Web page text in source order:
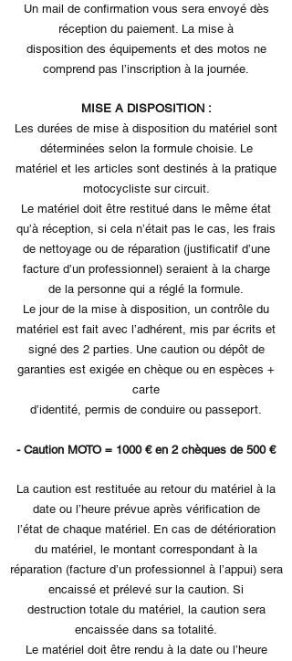
Un mail de confirmation vous sera envoyé dès
réception du paiement. La mise à
disposition des équipements et des motos ne
comprend pas l’inscription à la journée.
MISE A DISPOSITION :
Les durées de mise à disposition du matériel sont
déterminées selon la formule choisie. Le
matériel et les articles sont destinés à la pratique
motocycliste sur circuit.
Le matériel doit être restitué dans le même état
qu’à réception, si cela n’était pas le cas, les frais
de nettoyage ou de réparation (justificatif d’une
facture d’un professionnel) seraient à la charge
de la personne qui a réglé la formule.
Le jour de la mise à disposition, un contrôle du
matériel est fait avec l’adhérent, mis par écrits et
signé des 2 parties. Une caution ou dépôt de
garanties est exigée en chèque ou en espèces +
carte
d’identité, permis de conduire ou passeport.
- Caution MOTO = 1000 € en 2 chèques de 500 €
La caution est restituée au retour du matériel à la
date ou l’heure prévue après vérification de
l’état de chaque matériel. En cas de détérioration
du matériel, le montant correspondant à la
réparation (facture d’un professionnel à l’appui) sera
encaissé et prélevé sur la caution. Si
destruction totale du matériel, la caution sera
encaissée dans sa totalité.
Le matériel doit être rendu à la date ou l’heure